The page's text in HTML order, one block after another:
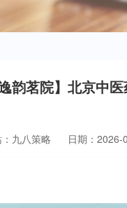
韵茗院】北京中
九八策略 日期：